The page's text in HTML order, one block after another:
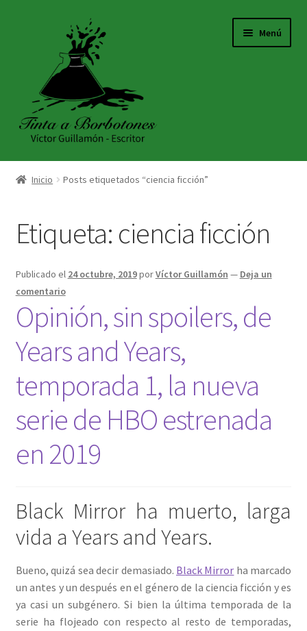
navegación
contenido
Menú
INICIO
TIENDA
BLOG
Inicio Posts etiquetados “ciencia ficción”
Etiqueta: ciencia ficción
Publicado el 24 octubre, 2019porVíctor Guillamón — Deja un
comentario
Opinión, sin spoilers, de
Years and Years,
temporada 1, la nueva
serie de HBO estrenada
en 2019
Black Mirror ha muerto, larga
vida a Years and Years.
Bueno, quizá sea decir demasiado. Black Mirror ha marcado
un antes y un después en el género de la ciencia ficción y es
ya casi un subgénero. Si bien la última temporada de la
serie ha flojeado con respecto al resto de temporadas,